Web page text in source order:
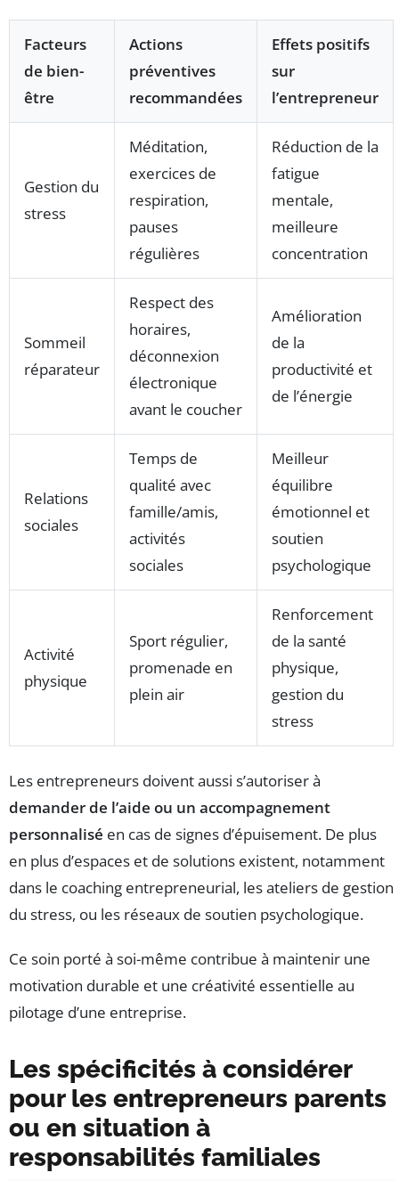
Facteurs
de bien-
être
Actions
préventives
recommandées
Effets positifs
sur
l’entrepreneur
Gestion du
stress
Méditation,
exercices de
respiration,
pauses
régulières
Réduction de la
fatigue
mentale,
meilleure
concentration
Sommeil
réparateur
Respect des
horaires,
déconnexion
électronique
avant le coucher
Amélioration
de la
productivité et
de l’énergie
Relations
sociales
Temps de
qualité avec
famille/amis,
activités
sociales
Meilleur
équilibre
émotionnel et
soutien
psychologique
Activité
physique
Sport régulier,
promenade en
plein air
Renforcement
de la santé
physique,
gestion du
stress
Les entrepreneurs doivent aussi s’autoriser à
demander de l’aide ou un accompagnement
personnalisé en cas de signes d’épuisement. De plus
en plus d’espaces et de solutions existent, notamment
dans le coaching entrepreneurial, les ateliers de gestion
du stress, ou les réseaux de soutien psychologique.
Ce soin porté à soi-même contribue à maintenir une
motivation durable et une créativité essentielle au
pilotage d’une entreprise.
Les spécificités à considérer
pour les entrepreneurs parents
ou en situation à
responsabilités familiales